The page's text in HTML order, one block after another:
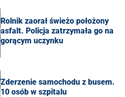
Rolnik zaorał świeżo położony
asfalt. Policja zatrzymała go na
gorącym uczynku
Zderzenie samochodu z busem.
10 osób w szpitalu